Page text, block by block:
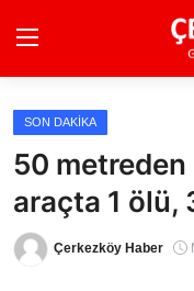
Ana Sayfa
Son Dakika
Ekonomi Haberleri
SON DAKIKA
50
araçta 1 ölü,
Çerkezköy Haber